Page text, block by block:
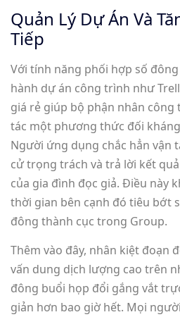
Quản Lý Dự Án Và
Tiếp
Với tính năng phối hợp số
hành dự án công trình như
giá rẻ giúp bộ phận nhân
tác một phương thức đối
Người ứng dụng chắc hẳn vận
cử trọng trách và trả lời kết
của gia đình đọc giả. Điều này
thời gian bên cạnh đó tiêu bớt
đông thành cục trong Group.
Thêm vào đây, nhân kiệt đoạn
vấn dung dịch lượng cao trên
đông buổi họp đổi gắng vắt
giản hơn bao giờ hết. Mọi